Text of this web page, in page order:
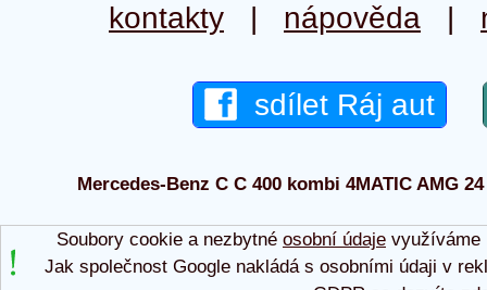
kontakty | nápověda |
sdílet Ráj aut
Mercedes-Benz C C 400 kombi 4MATIC AMG
Soubory cookie a nezbytné osobní údajevyužíváme
Jak společnost Google nakládá s osobními údaji v